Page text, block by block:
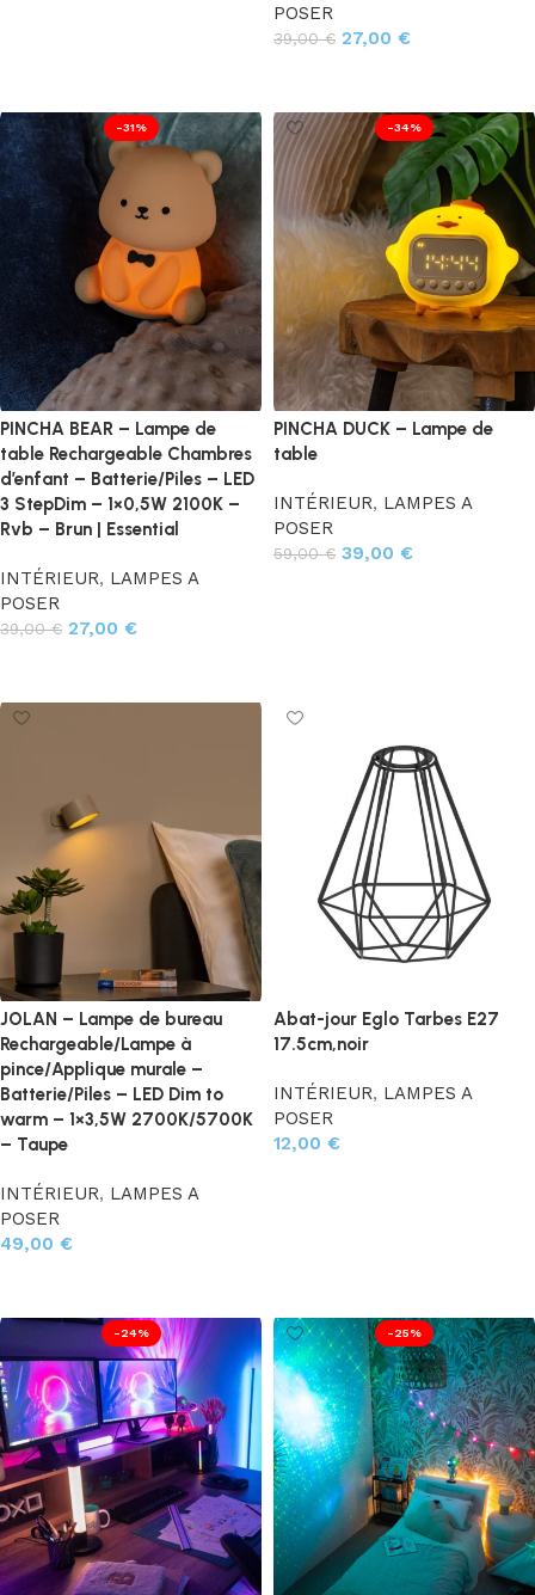
POSER
39,00€ 27,00 €
-31%
PINCHA BEAR – Lampe de
table Rechargeable Chambres
d’enfant – Batterie/Piles – LED
3 StepDim – 1×0,5W 2100K –
Rvb – Brun | Essential
INTÉRIEUR, LAMPES A
POSER
39,00€ 27,00 €
-34%
PINCHA DUCK – Lampe de
table
INTÉRIEUR, LAMPES A
POSER
59,00€ 39,00 €
JOLAN – Lampe de bureau
Rechargeable/Lampe à
pince/Applique murale –
Batterie/Piles – LED Dim to
warm – 1×3,5W 2700K/5700K
– Taupe
INTÉRIEUR, LAMPES A
POSER
49,00 €
Abat-jour Eglo Tarbes E27
17.5cm,noir
INTÉRIEUR, LAMPES A
POSER
12,00 €
-24% -25%